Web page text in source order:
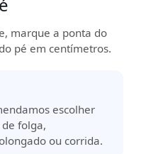
marque a ponta do
pé em centímetros.
escolher
folga,
ou corrida.